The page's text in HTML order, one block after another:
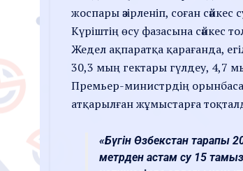
жоспары әзірленіп, соған
Күріштің өсу фазасына сәйкес
Жедел ақпаратқа қарағанда,
30,3 мың гектары гүлдеу, 4,7
Премьер-министрдің
атқарылған жұмыстарға
«Бүгін Өзбекстан тарапы
метрден астам су 15